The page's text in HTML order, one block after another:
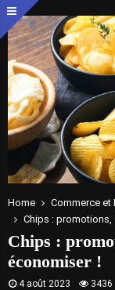
Home
Commerce et
Chips : promotions,
Chips :
économiser !
4 août 2023 3436